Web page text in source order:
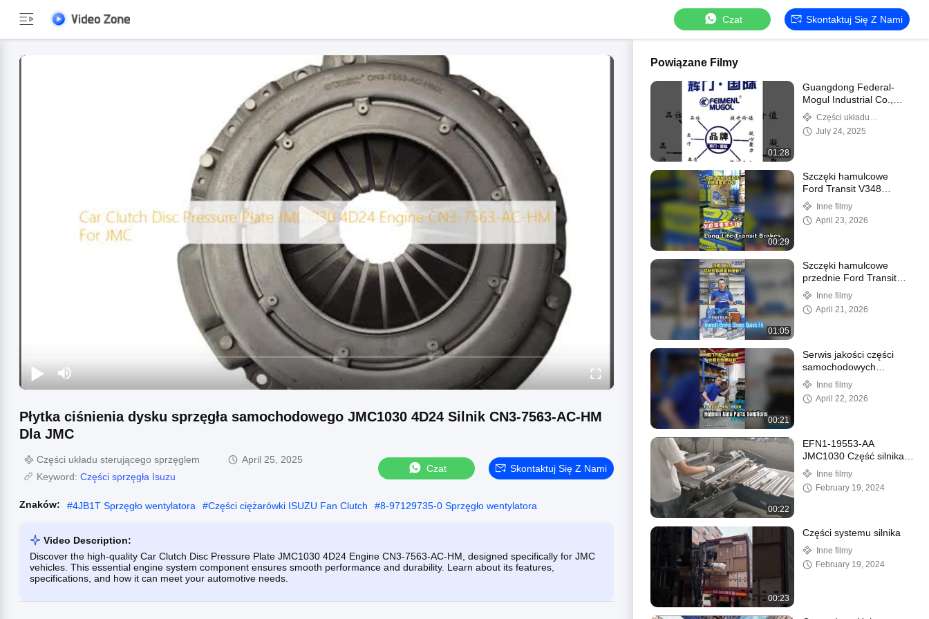
Czat Skontaktuj Się Z Nami
Płytka ciśnienia dysku sprzęgła samochodowego JMC1030 4D24 Silnik CN3-7563-AC-HM
Dla JMC
Części układu sterującego sprzęglem
April 25, 2025
Keyword: Części sprzęgła Isuzu
Czat Skontaktuj Się Z Nami
Znaków: #4JB1T Sprzęgło wentylatora #Części ciężarówki ISUZU Fan Clutch #8-97129735-0 Sprzęgło wentylatora
Video Description:
Discover the high-quality Car Clutch Disc Pressure Plate JMC1030 4D24 Engine CN3-7563-AC-HM, designed specifically for JMC
vehicles. This essential engine system component ensures smooth performance and durability. Learn about its features,
specifications, and how it can meet your automotive needs.
Powiązane Filmy
01:28
Guangdong Federal-
Mogul Industrial Co.,
Ltd. Wprowadzenie
produktu
Części układu
sterującego sprzęglem
July 24, 2025
00:29
Szczęki hamulcowe
Ford Transit V348
MC192K021AA
Inne filmy
April 23, 2026
01:05
Szczęki hamulcowe
przednie Ford Transit
Direct Fit 93VX
2K021BA
Inne filmy
April 21, 2026
00:21
Serwis jakości części
samochodowych
Huimen
Inne filmy
April 22, 2026
00:22
EFN1-19553-AA
JMC1030 Część silnika
wysokoprężnegoJMC1030
Części samochodowe
wentylator chłodzący
Inne filmy
February 19, 2024
00:23
Części systemu silnika
Inne filmy
February 19, 2024